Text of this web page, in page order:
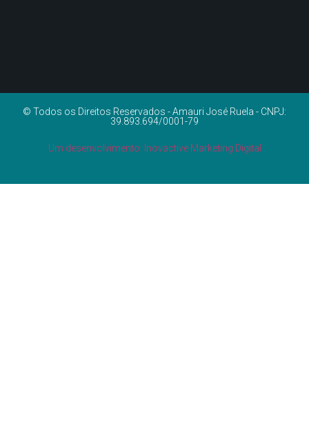
© Todos os Direitos Reservados - Amauri José Ruela - CNPJ:
39.893.694/0001-79
Um desenvolvimento: Inovactive Marketing Digital